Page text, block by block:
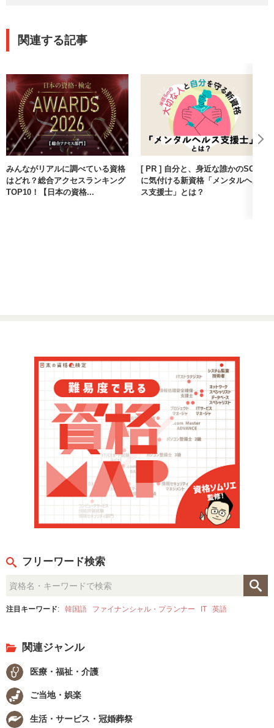
また試験内容は 他の3資格に比べ
4資格とも試験は不合格にする為のものではなく
発達障害やメンタルヘルスについて広く知ってもらいたい
支援の輪を広げたい という意図を感じる内容で
試験に要した時間は平均で15分程度でございました
関連する記事
みんながリアルに調べている資格
はどれ？総合アクセスランキング
TOP10！【日本の資格...
[ PR ] 自分と、身近な誰かのSOS
に気付ける新資格「メンタルヘル
ス支援士」とは？
フリーワード検索
注目キーワード: 韓国語 ファイナンシャル・プランナー IT 英語
関連ジャンル
医療・福祉・介護
ご当地・娯楽
生活・サービス・冠婚葬祭